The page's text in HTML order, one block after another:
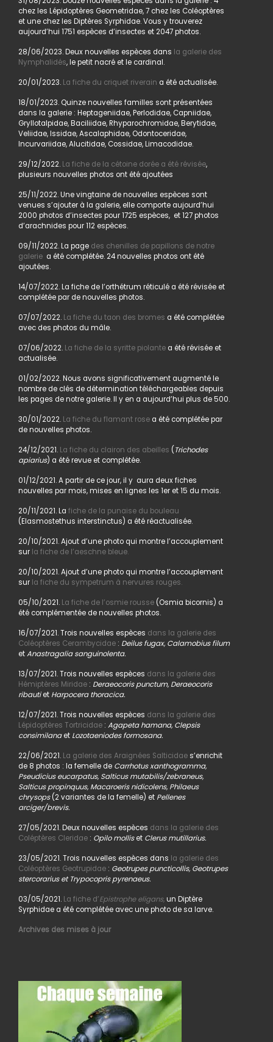
chez les Lépidoptères Geometridae, 7 chez les Coléoptères
et une chez les Diptères Syrphidae. Vous y trouverez
aujourd’hui 1751 espèces d’insectes et 2047 photos.
28/06/2023. Deux nouvelles espèces dans la galerie des
Nymphalidés, le petit nacré et le cardinal.
20/01/2023. La fiche du criquet riverain a été actualisée.
18/01/2023. Quinze nouvelles familles sont présentées
dans la galerie : Heptageniidae, Perlodidae, Capniidae,
Gryllotalpidae, Baciliidae, Rhyparochromidae, Berytidae,
Veliidae, Issidae, Ascalaphidae, Odontoceridae,
Incurvariidae, Alucitidae, Cossidae, Limacodidae.
29/12/2022. La fiche de la cétoine dorée a été révisée,
plusieurs nouvelles photos ont été ajoutées
25/11/2022. Une vingtaine de nouvelles espèces sont
venues s’ajouter à la galerie, elle comporte aujourd’hui
2000 photos d’insectes pour 1725 espèces, et 127 photos
d’arachnides pour 112 espèces.
09/11/2022. La page des chenilles de papillons de notre
galerie a été complétée. 24 nouvelles photos ont été
ajoutées.
14/07/2022. La fiche de l’orthétrum réticulé a été révisée et
complétée par de nouvelles photos.
07/07/2022. La fiche du taon des bromes a été complétée
avec des photos du mâle.
07/06/2022. La fiche de la syritte piolantea été révisée et
actualisée.
01/02/2022. Nous avons significativement augmenté le
nombre de clés de détermination téléchargeables depuis
les pages de notre galerie. Il y en a aujourd’hui plus de 500.
30/01/2022. La fiche du flamant rosea été complétée par
de nouvelles photos.
24/12/2021. La fiche du clairon des abeilles (Trichodes
apiarius) a été revue et complétée.
01/12/2021. A partir de ce jour, il y aura deux fiches
nouvelles par mois, mises en lignes les 1er et 15 du mois.
20/11/2021. La fiche de la punaise du bouleau
(Elasmostethus interstinctus) a été réactualisée.
20/10/2021. Ajout d’une photo qui montre l’accouplement
sur la fiche de l’aeschne bleue.
20/10/2021. Ajout d’une photo qui montre l’accouplement
sur la fiche du sympetrum à nervures rouges.
05/10/2021. La fiche de l’osmie rousse(Osmia bicornis) a
été complémentée de nouvelles photos.
16/07/2021. Trois nouvelles espèces dans la galerie des
Coléoptères Cerambycidae: Deilus fugax, Calamobius filum
etAnastragalia sanguinolenta.
13/07/2021. Trois nouvelles espèces dans la galerie des
Hémiptères Miridae: Deraeocoris punctum, Deraeocoris
ribautiet Harpocera thoracica.
12/07/2021. Trois nouvelles espèces dans la galerie des
Lépidoptères Tortricidae: Agapeta hamana, Clepsis
consimilanaet Lozotaeniodes formosana.
22/06/2021. La galerie des Araignées Salticidaes’enrichit
de 8 photos : la femelle de Carrhotus xanthogramma,
Pseudicius eucarpatus, Salticus mutabilis/zebraneus,
Salticus propinquus, Macaroeris nidicolens, Philaeus
chrysops(2 variantes de la femelle) et Pellenes
arciger/brevis.
27/05/2021. Deux nouvelles espèces dans la galerie des
Coléptères Cleridae: Opilo molliset Clerus mutillarius.
23/05/2021. Trois nouvelles espèces dans la galerie des
Coléoptères Geotrupidae: Geotrupes puncticollis, Geotrupes
stercorarius et Trypocopris pyrenaeus.
03/05/2021. La fiche d’Epistrophe eligans,un Diptère
Syrphidae a été complétée avec une photo de sa larve.
Archives des mises à jour